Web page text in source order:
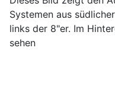
Systemen aus
links der 8"er. Im
sehen